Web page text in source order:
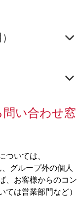
い合わせ窓
ついては、
グループ外の個人
、お客様からのコン
ては営業部門など）